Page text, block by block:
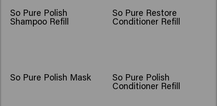
So Pure Polish
Shampoo Refill
So Pure Restore
Conditioner Refill
So Pure Polish Mask So Pure Polish
Conditioner Refill